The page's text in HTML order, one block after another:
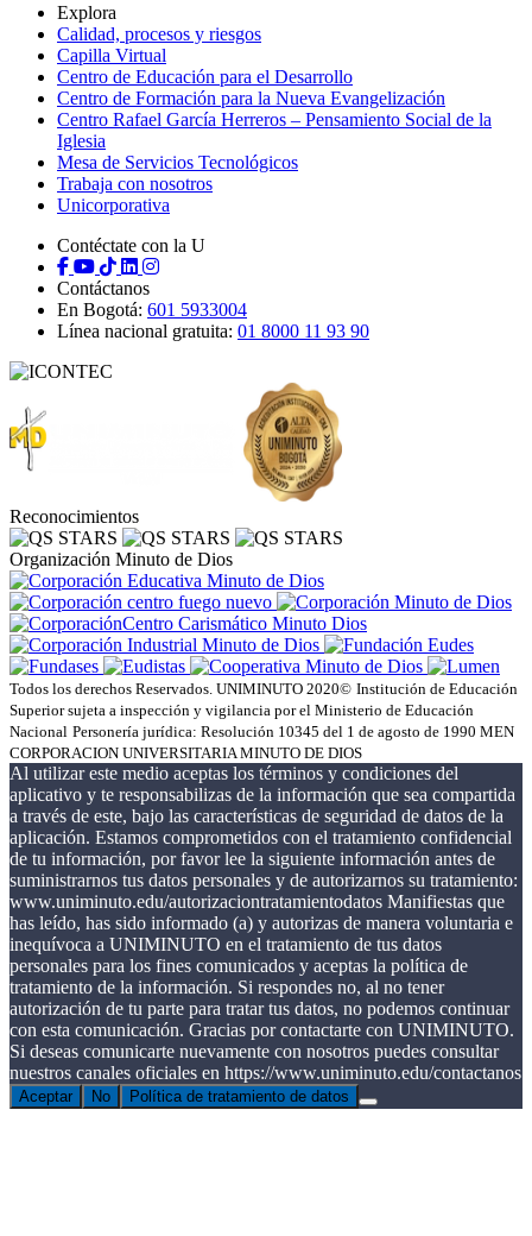
Explora
Calidad, procesos y riesgos
Capilla Virtual
Centro de Educación para el Desarrollo
Centro de Formación para la Nueva Evangelización
Centro Rafael García Herreros – Pensamiento Social de la
Iglesia
Mesa de Servicios Tecnológicos
Trabaja con nosotros
Unicorporativa
Contéctate con la U
Contáctanos
En Bogotá: 601 5933004
Línea nacional gratuita: 01 8000 11 93 90
Reconocimientos
Organización Minuto de Dios
Todos los derechos Reservados. UNIMINUTO 2020© Institución de Educación
Superior sujeta a inspección y vigilancia por el Ministerio de Educación
Nacional Personería jurídica: Resolución 10345 del 1 de agosto de 1990 MEN
CORPORACION UNIVERSITARIA MINUTO DE DIOS
Al utilizar este medio aceptas los términos y condiciones del
aplicativo y te responsabilizas de la información que sea compartida
a través de este, bajo las características de seguridad de datos de la
aplicación. Estamos comprometidos con el tratamiento confidencial
de tu información, por favor lee la siguiente información antes de
suministrarnos tus datos personales y de autorizarnos su tratamiento:
www.uniminuto.edu/autorizaciontratamientodatos Manifiestas que
has leído, has sido informado (a) y autorizas de manera voluntaria e
inequívoca a UNIMINUTO en el tratamiento de tus datos
personales para los fines comunicados y aceptas la política de
tratamiento de la información. Si respondes no, al no tener
autorización de tu parte para tratar tus datos, no podemos continuar
con esta comunicación. Gracias por contactarte con UNIMINUTO.
Si deseas comunicarte nuevamente con nosotros puedes consultar
nuestros canales oficiales en https://www.uniminuto.edu/contactanos
Aceptar No Política de tratamiento de datos